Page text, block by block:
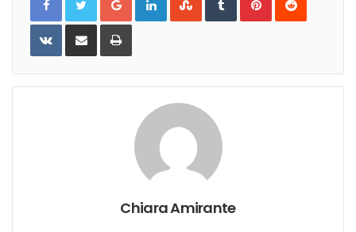
VKontakteShare
Email
Print
Chiara Amirante